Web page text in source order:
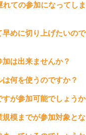
れての参加になってし
めに切り上げたいの
は出来ませんか？
何を使うのですか？
が参加可能でしょうか
模までが参加対象と